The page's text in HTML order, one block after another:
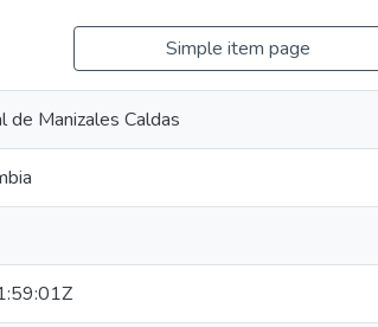
Simple item page
de Manizales Caldas